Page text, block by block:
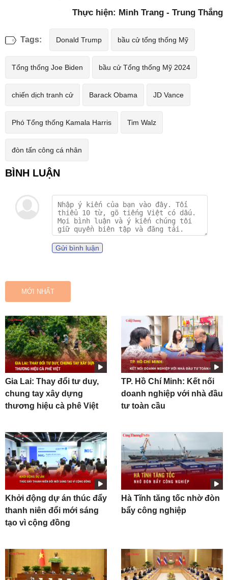
Thực hiện: Minh Trang - Trung Thắng
Tags: Donald Trump bầu cử tổng thống Mỹ
Tổng thống Joe Biden bầu cử Tổng thống Mỹ 2024
chiến dịch tranh cử Barack Obama JD Vance
Phó Tổng thống Kamala Harris Tim Walz
đòn tấn công cá nhân
Gửi bình luận
MỚI NHẤT
Gia Lai: Thay đổi tư duy,
chung tay xây dựng
thương hiệu cà phê Việt
TP. Hồ Chí Minh: Kết nối
doanh nghiệp với nhà đầu
tư toàn cầu
Khởi động dự án thúc đẩy
thanh niên đổi mới sáng
tạo vì cộng đồng
Hà Tĩnh tăng tốc nhờ đòn
bẩy công nghiệp